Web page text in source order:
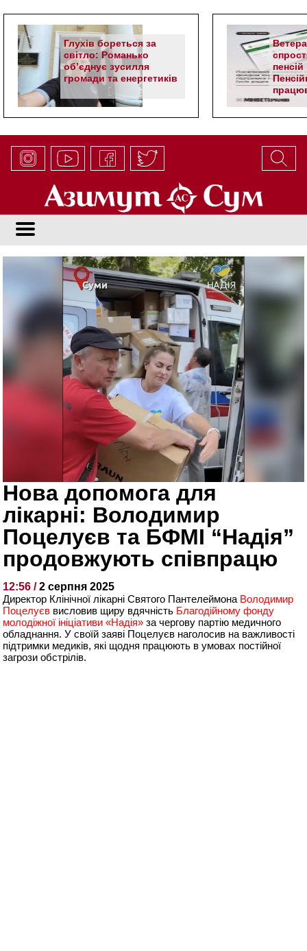
Глухів бореться за
світло: Романько
об’єднує зусилля
громади та енергетиків
Нова допомога для
лікарні: Володимир
Поцелуєв та БФМІ “Надія”
продовжують співпрацю
12:56 /2 серпня 2025
Директор Клінічної лікарні Святого Пантелеймона Володимир
Поцелуєв висловив щиру вдячність Благодійному фонду
молодіжної ініціативи «Надія» за чергову партію медичного
обладнання. У своїй заяві Поцелуєв наголосив на важливості
підтримки медиків, які щодня працюють в умовах постійної
загрози обстрілів.